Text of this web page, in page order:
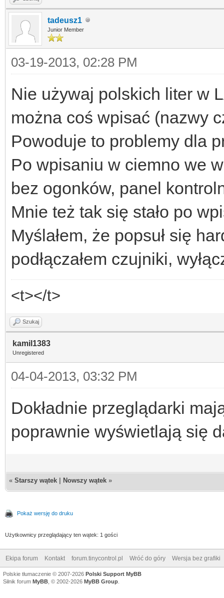
tadeusz1
Junior Member
03-19-2013, 02:28 PM
Nie używaj polskich liter w
można coś wpisać (nazwy
Powoduje to problemy dla
Po wpisaniu w ciemno we
bez ogonków, panel
Mnie też tak się stało po
Myślałem, że popsuł się
podłączałem czujniki,
<t></t>
Szukaj
kamil1383
Unregistered
04-04-2013, 03:32 PM
Dokładnie przeglądarki
poprawnie wyświetlają się
« Starszy wątek Nowszy wątek »
Pokaż wersję do druku
Użytkownicy przeglądający ten wątek: 1 gości
Ekipa forum Kontakt forum.tinycontrol.pl Wróć do góry Wersja bez grafiki
Polskie tłumaczenie © 2007-2026 Polski Support MyBB
Silnik forum MyBB , © 2002-2026 MyBB Group